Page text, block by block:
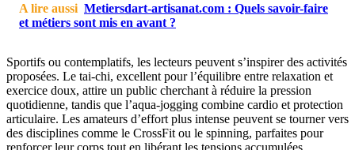
A lire aussi Metiersdart-artisanat.com : Quels savoir-faire
et métiers sont mis en avant ?
Sportifs ou contemplatifs, les lecteurs peuvent s’inspirer des activités
proposées. Le tai-chi, excellent pour l’équilibre entre relaxation et
exercice doux, attire un public cherchant à réduire la pression
quotidienne, tandis que l’aqua-jogging combine cardio et protection
articulaire. Les amateurs d’effort plus intense peuvent se tourner vers
des disciplines comme le CrossFit ou le spinning, parfaites pour
renforcer leur corps tout en libérant les tensions accumulées.